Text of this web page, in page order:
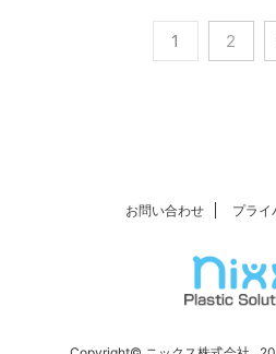
1 2
お問い合わせ プライ